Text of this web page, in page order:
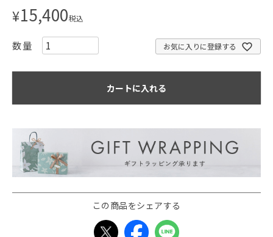
¥15,400税込
お気に入りに登録する
カートに入れる
この商品をシェアする